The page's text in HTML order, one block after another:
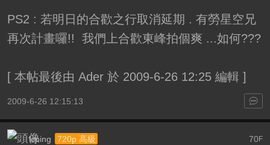
PS2 : 若明日的合歡之行取消延期 . 有勞星空兄
再次計畫囉!! 我們上合歡東峰拍個爽 ...如何???
[本帖最後由 Ader 於 2009-6-26 12:25 編輯 ]
2009-6-26 12:15:13
70F
lcping 720p 高級